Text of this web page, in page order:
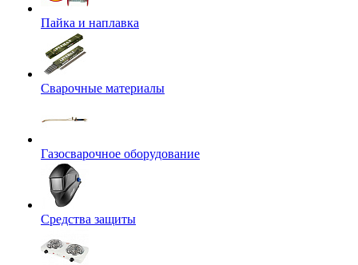
Пайка и наплавка
Сварочные материалы
Газосварочное оборудование
Средства защиты